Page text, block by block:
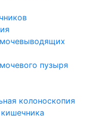
пузыря
колоноскопия